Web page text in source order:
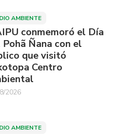
AMBIENTE
conmemoró el Día
Ñana con el
que visitó
Centro
2026
AMBIENTE